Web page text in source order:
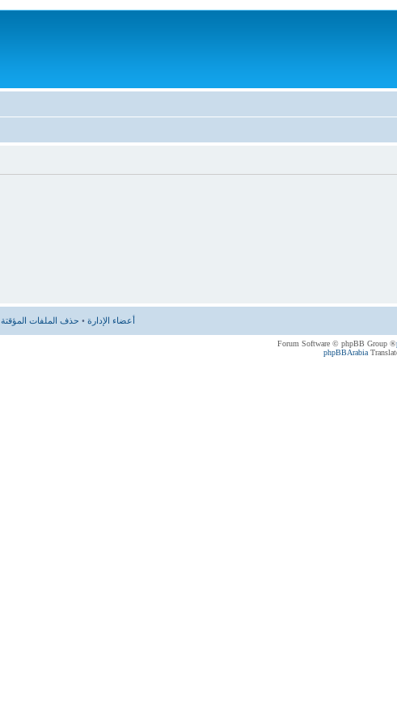
أعضاء الإدارة • حذف الملفات المؤقتة
® Forum Software © phpBB Group
phpBBArabia